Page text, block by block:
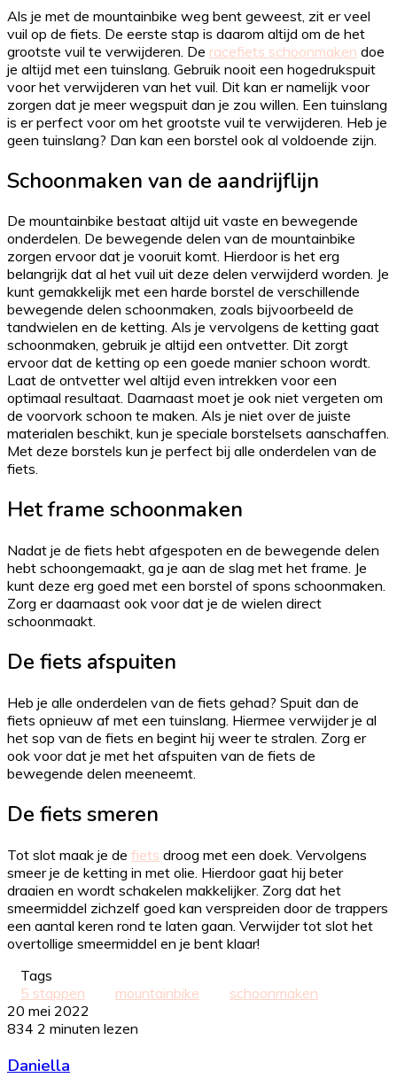
Als je met de mountainbike weg bent geweest, zit er veel
vuil op de fiets. De eerste stap is daarom altijd om de het
grootste vuil te verwijderen. De racefiets schoonmaken doe
je altijd met een tuinslang. Gebruik nooit een hogedrukspuit
voor het verwijderen van het vuil. Dit kan er namelijk voor
zorgen dat je meer wegspuit dan je zou willen. Een tuinslang
is er perfect voor om het grootste vuil te verwijderen. Heb je
geen tuinslang? Dan kan een borstel ook al voldoende zijn.
Schoonmaken van de aandrijflijn
De mountainbike bestaat altijd uit vaste en bewegende
onderdelen. De bewegende delen van de mountainbike
zorgen ervoor dat je vooruit komt. Hierdoor is het erg
belangrijk dat al het vuil uit deze delen verwijderd worden. Je
kunt gemakkelijk met een harde borstel de verschillende
bewegende delen schoonmaken, zoals bijvoorbeeld de
tandwielen en de ketting. Als je vervolgens de ketting gaat
schoonmaken, gebruik je altijd een ontvetter. Dit zorgt
ervoor dat de ketting op een goede manier schoon wordt.
Laat de ontvetter wel altijd even intrekken voor een
optimaal resultaat. Daarnaast moet je ook niet vergeten om
de voorvork schoon te maken. Als je niet over de juiste
materialen beschikt, kun je speciale borstelsets aanschaffen.
Met deze borstels kun je perfect bij alle onderdelen van de
fiets.
Het frame schoonmaken
Nadat je de fiets hebt afgespoten en de bewegende delen
hebt schoongemaakt, ga je aan de slag met het frame. Je
kunt deze erg goed met een borstel of spons schoonmaken.
Zorg er daarnaast ook voor dat je de wielen direct
schoonmaakt.
De fiets afspuiten
Heb je alle onderdelen van de fiets gehad? Spuit dan de
fiets opnieuw af met een tuinslang. Hiermee verwijder je al
het sop van de fiets en begint hij weer te stralen. Zorg er
ook voor dat je met het afspuiten van de fiets de
bewegende delen meeneemt.
De fiets smeren
Tot slot maak je de fiets droog met een doek. Vervolgens
smeer je de ketting in met olie. Hierdoor gaat hij beter
draaien en wordt schakelen makkelijker. Zorg dat het
smeermiddel zichzelf goed kan verspreiden door de trappers
een aantal keren rond te laten gaan. Verwijder tot slot het
overtollige smeermiddel en je bent klaar!
Tags
5 stappen
mountainbike
schoonmaken
20 mei 2022
834 2 minuten lezen
Daniella